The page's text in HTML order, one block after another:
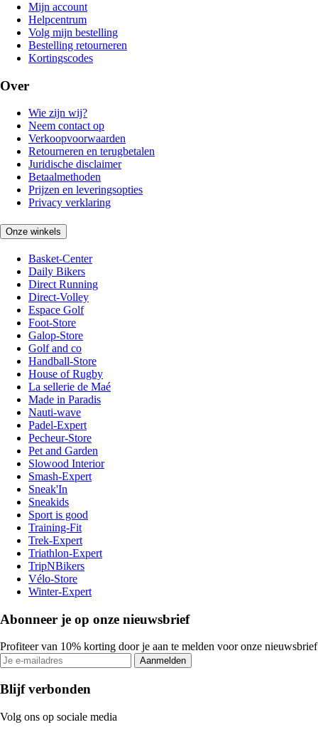
Mijn account
Helpcentrum
Volg mijn bestelling
Bestelling retourneren
Kortingscodes
Over
Wie zijn wij?
Neem contact op
Verkoopvoorwaarden
Retourneren en terugbetalen
Juridische disclaimer
Betaalmethoden
Prijzen en leveringsopties
Privacy verklaring
Onze winkels
Basket-Center
Daily Bikers
Direct Running
Direct-Volley
Espace Golf
Foot-Store
Galop-Store
Golf and co
Handball-Store
House of Rugby
La sellerie de Maé
Made in Paradis
Nauti-wave
Padel-Expert
Pecheur-Store
Pet and Garden
Slowood Interior
Smash-Expert
Sneak'In
Sneakids
Sport is good
Training-Fit
Trek-Expert
Triathlon-Expert
TripNBikers
Vélo-Store
Winter-Expert
Abonneer je op onze nieuwsbrief
Profiteer van 10% korting door je aan te melden voor onze nieuwsbrief
Aanmelden
Blijf verbonden
Volg ons op sociale media